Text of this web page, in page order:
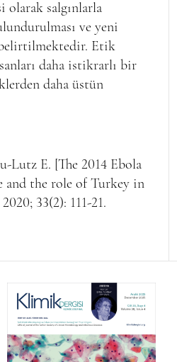
olarak salgınlarla
ve yeni
Etik
daha istikrarlı bir
daha üstün
Lutz E. [The 2014 Ebola
and the role of Turkey in
33(2): 111-21.